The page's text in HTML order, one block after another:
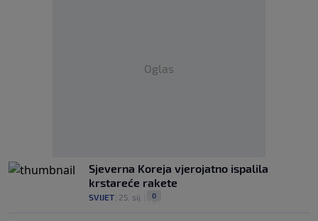
Oglas
Sjeverna Koreja vjerojatno ispalila
krstareće rakete
SVIJET 25. sij. 0